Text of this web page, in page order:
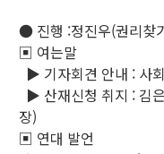
● 진행 :정진우(권리찾
▣ 여는말
▶ 기자회견 안내 : 사
▶ 산재신청 취지 : 김
장)
▣ 연대 발언